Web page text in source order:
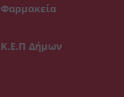
Φαρμακεία
Κ.Ε.Π Δήμων